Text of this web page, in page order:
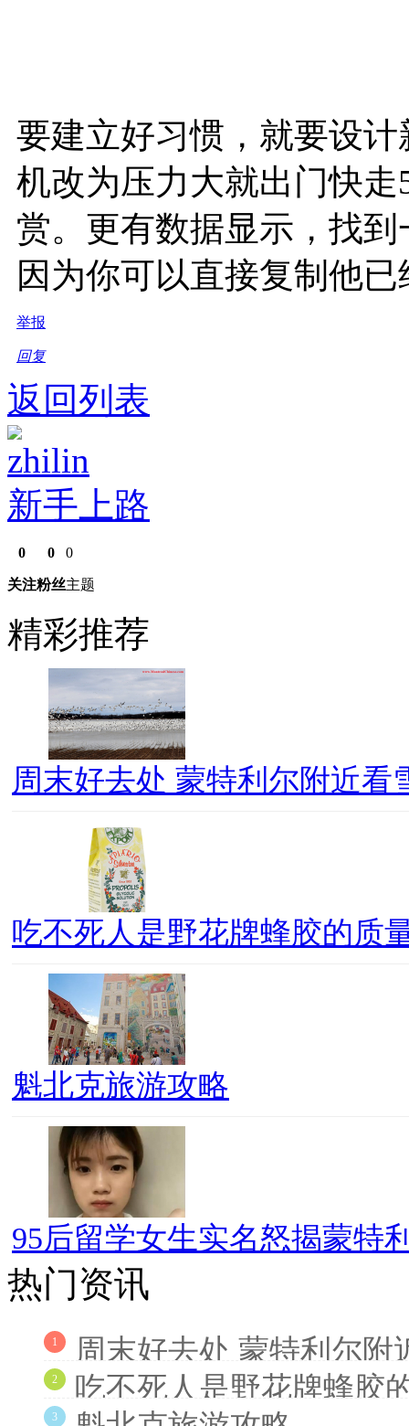
要建立好习惯，就要设
机改为压力大就出门快
赏。更有数据显示，找
因为你可以直接复制他
举报
回复
返回列表
zhilin
新手上路
0
关注
0
粉丝
0
主题
精彩推荐
周末好去处 蒙特利尔附近看
吃不死人是野花牌蜂胶的质
魁北克旅游攻略
95后留学女生实名怒揭蒙特
热门资讯
1 周末好去处 蒙特利尔附
2 吃不死人是野花牌蜂胶
3